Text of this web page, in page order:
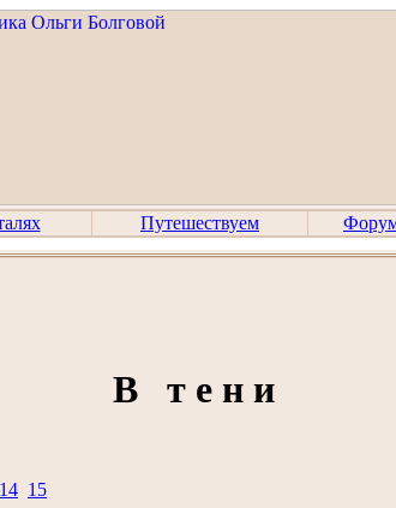
Путешествуем
В т е н и
14 15